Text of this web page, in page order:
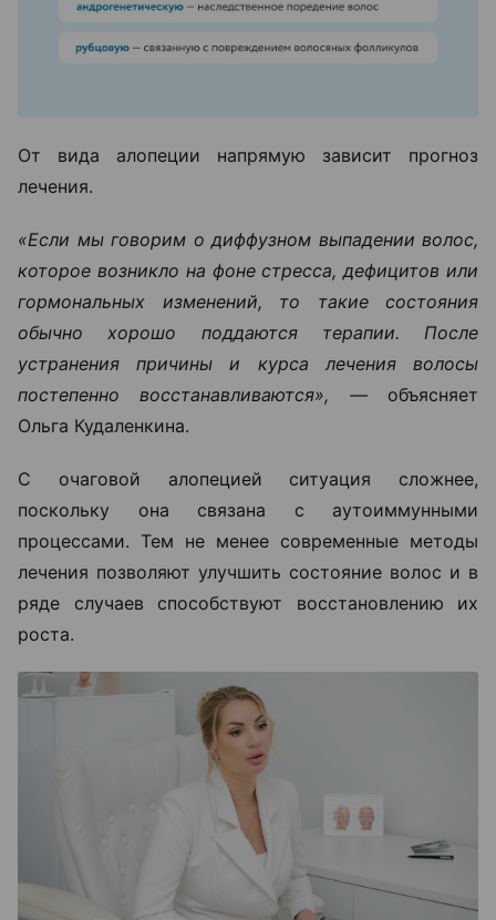
От вида алопеции напрямую зависит прогноз
лечения.
«Если мы говорим о диффузном выпадении волос,
которое возникло на фоне стресса, дефицитов или
гормональных изменений, то такие состояния
обычно хорошо поддаются терапии. После
устранения причины и курса лечения волосы
постепенно восстанавливаются», —объясняет
Ольга Кудаленкина.
С очаговой алопецией ситуация сложнее,
поскольку она связана с аутоиммунными
процессами. Тем не менее современные методы
лечения позволяют улучшить состояние волос и в
ряде случаев способствуют восстановлению их
роста.